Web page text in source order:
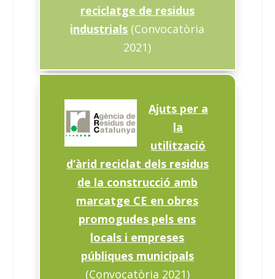
reciclatge de residus
industrials (Convocatòria
2021)
Ajuts per a
la
utilització
d’àrid reciclat dels residus
de la construcció amb
marcatge CE en obres
promogudes pels ens
locals i empreses
públiques municipals
(Convocatòria 2021)